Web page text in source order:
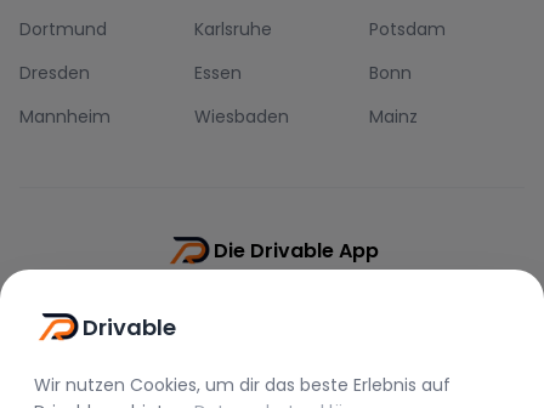
Dortmund
Karlsruhe
Potsdam
Dresden
Essen
Bonn
Mannheim
Wiesbaden Mainz
Die Drivable App
Drivable
Wir nutzen Cookies, um dir das beste Erlebnis auf